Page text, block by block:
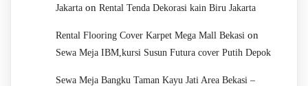
Jakarta on Rental Tenda Dekorasi kain Biru Jakarta
Rental Flooring Cover Karpet Mega Mall Bekasi on
Sewa Meja IBM,kursi Susun Futura cover Putih Depok
Sewa Meja Bangku Taman Kayu Jati Area Bekasi –